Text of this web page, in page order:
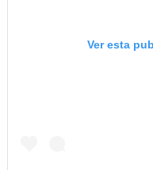
Ver esta